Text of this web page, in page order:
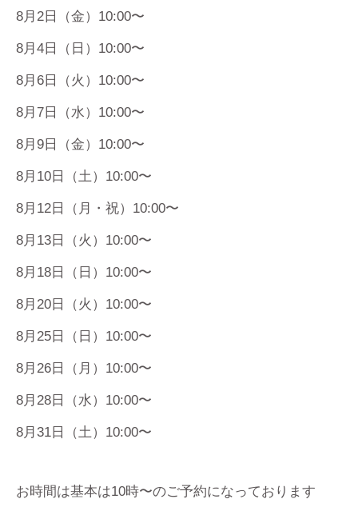
8月2日（金）10:00〜
8月4日（日）10:00〜
8月6日（火）10:00〜
8月7日（水）10:00〜
8月9日（金）10:00〜
8月10日（土）10:00〜
8月12日（月・祝）10:00〜
8月13日（火）10:00〜
8月18日（日）10:00〜
8月20日（火）10:00〜
8月25日（日）10:00〜
8月26日（月）10:00〜
8月28日（水）10:00〜
8月31日（土）10:00〜
お時間は基本は10時〜のご予約になっております